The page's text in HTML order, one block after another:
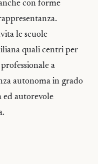
con forme
le scuole
quali centri per
a
autonoma in grado
ed autorevole